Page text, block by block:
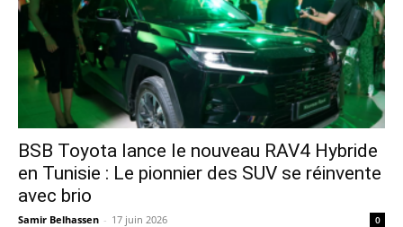
​BSB Toyota lance le nouveau RAV4 Hybride
en Tunisie : Le pionnier des SUV se réinvente
avec brio
Samir Belhassen - 17 juin 2026 0